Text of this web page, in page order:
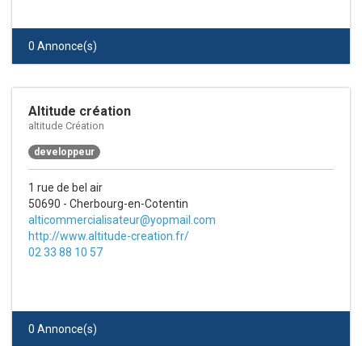
0 Annonce(s)
Altitude création
altitude Création
developpeur
1 rue de bel air
50690 - Cherbourg-en-Cotentin
alticommercialisateur@yopmail.com
http://www.altitude-creation.fr/
02 33 88 10 57
0 Annonce(s)